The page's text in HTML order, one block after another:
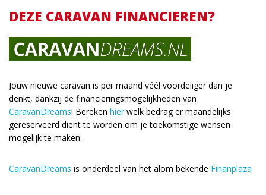
DEZE CARAVAN FINANCIEREN?
Jouw nieuwe caravan is per maand véél voordeliger dan je
denkt, dankzij de financieringsmogelijkheden van
CaravanDreams! Bereken hierwelk bedrag er maandelijks
gereserveerd dient te worden om je toekomstige wensen
mogelijk te maken.
CaravanDreams is onderdeel van het alom bekende Finanplaza